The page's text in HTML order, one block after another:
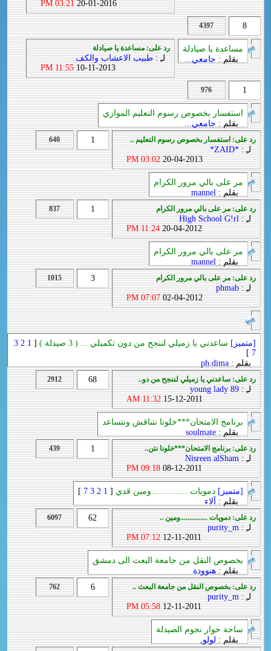
20-01-2016
03:21 PM
8
4397
مساعدة يا صيادلة
بقلم : جامعي...
رد على: مساعدة يا صيادلة
لـِ :طبيب الاعشاب والكف
10-11-2013
11:55 PM
1
976
استفسار بخصوص رسوم التعليم الموازي
بقلم : جامعي...
رد على: استفسار بخصوص رسوم التعليم ..
لـِ :*ZAID*
20-04-2013
03:02 PM
1
640
مر على بالي مرور الكرام
بقلم :mannel
رد على: مر على بالي مرور الكرام
لـِ :High School G!rl
20-04-2012
11:24 PM
1
837
مر على بالي مرور الكرام
بقلم :mannel
رد على: مر على بالي مرور الكرام
لـِ :phmab
02-04-2012
07:07 PM
3
1015
[متميز] ساعدني يا زميلي لننجح من دون تكميلي ... ( 3 صيدلة ) [
1
2
3
7
]
بقلم :ph.dima
رد على: ساعدني يا زميلي لننجح من دو..
لـِ :young lady 89
15-12-2011
11:32 AM
68
2912
برنامج الامتحان***خلونا نتناقش ونتساعد
بقلم :soulmate
رد على: برنامج الامتحان***خلونا نتن..
لـِ :Nisreen alSham
08-12-2011
09:18 PM
1
439
[متميز]دمويات ...............ومين قدي [
1
2
3
7
]
بقلم :
آلاء
رد على: دمويات ...............ومين ..
لـِ :purity_m
12-11-2011
07:12 PM
62
6097
بخصوص النقل من جامعة البعث الى دمشق
بقلم :هنوودة
رد على: بخصوص النقل من جامعة البعث ..
لـِ :purity_m
12-11-2011
05:58 PM
6
762
ساحة حوار نجوم الصيدلة
بقلم : لولو,